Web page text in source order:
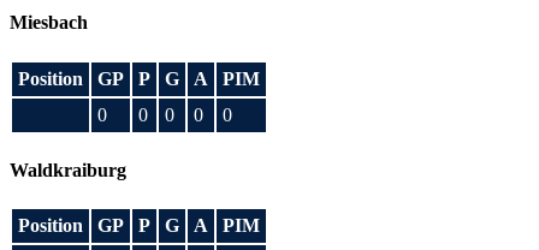
Miesbach
Position GP P G A
PIM
0
0 0 0 0
Waldkraiburg
Position GP P G A
PIM